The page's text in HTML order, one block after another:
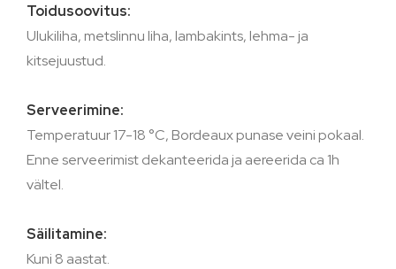
Toidusoovitus:
Ulukiliha, metslinnu liha, lambakints, lehma- ja
kitsejuustud.
Serveerimine:
Temperatuur 17-18 °C, Bordeaux punase veini pokaal.
Enne serveerimist dekanteerida ja aereerida ca 1h
vältel.
Säilitamine:
Kuni 8 aastat.